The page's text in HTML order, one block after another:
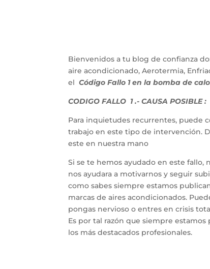
Bienvenidos a tu blog de confianza
aire acondicionado, Aerotermia,
el Código Fallo 1 en la bomba de
CODIGO FALLO 1 .- CAUSA
Para inquietudes recurrentes, puede
trabajo en este tipo de intervención.
este en nuestra mano
Si se te hemos ayudado en este
nos ayudara a motivarnos y seguir
como sabes siempre estamos
marcas de aires acondicionados.
pongas nervioso o entres en crisis
Es por tal razón que siempre
los más destacados profesionales.